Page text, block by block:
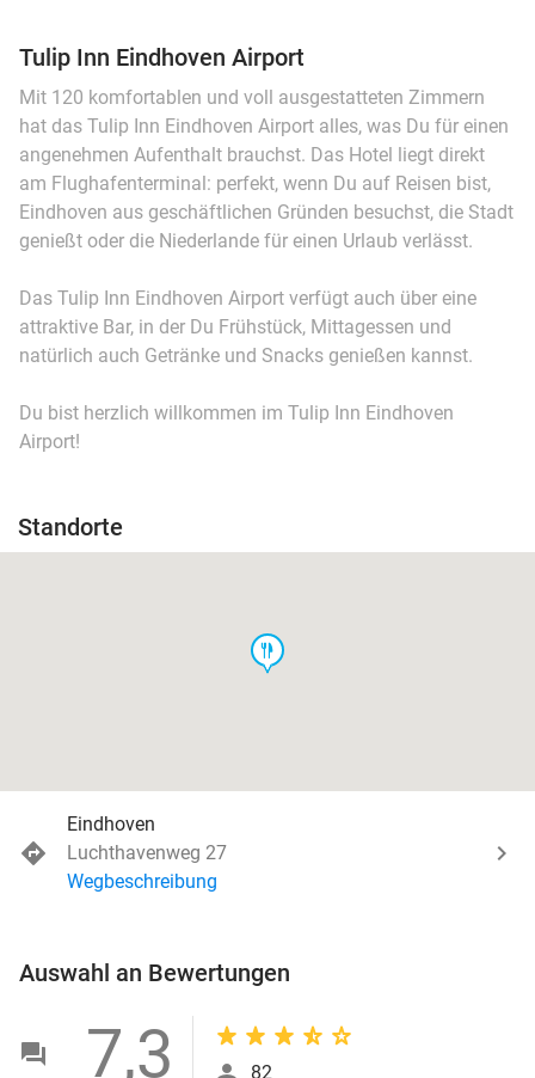
Tulip Inn Eindhoven Airport
Mit 120 komfortablen und voll ausgestatteten Zimmern
hat das Tulip Inn Eindhoven Airport alles, was Du für einen
angenehmen Aufenthalt brauchst. Das Hotel liegt direkt
am Flughafenterminal: perfekt, wenn Du auf Reisen bist,
Eindhoven aus geschäftlichen Gründen besuchst, die Stadt
genießt oder die Niederlande für einen Urlaub verlässt.
Das Tulip Inn Eindhoven Airport verfügt auch über eine
attraktive Bar, in der Du Frühstück, Mittagessen und
natürlich auch Getränke und Snacks genießen kannst.
Du bist herzlich willkommen im Tulip Inn Eindhoven
Airport!
Standorte
food
Eindhoven
Luchthavenweg 27
Wegbeschreibung
Auswahl an Bewertungen
7,3 82